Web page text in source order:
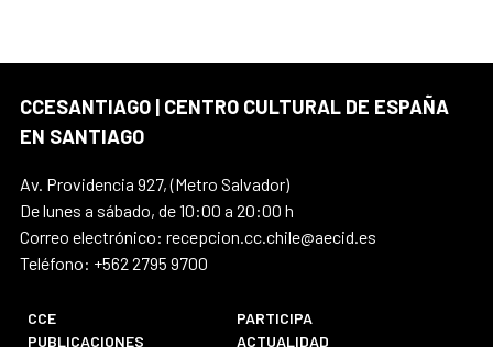
CCESANTIAGO | CENTRO CULTURAL DE ESPAÑA
EN SANTIAGO
Av. Providencia 927, (Metro Salvador)
De lunes a sábado, de 10:00 a 20:00 h
Correo electrónico: recepcion.cc.chile@aecid.es
Teléfono: +562 2795 9700
CCE
PARTICIPA
PUBLICACIONES
ACTUALIDAD